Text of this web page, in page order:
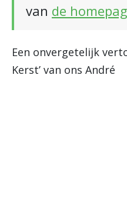
van de
Een onvergetelijk
Kerst’ van ons André